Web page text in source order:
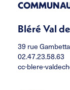
Bléré Val
39 rue
02.47.23.58.63
cc-blere-